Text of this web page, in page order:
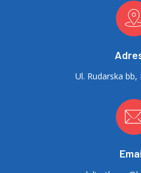
Ul. Rudarska bb,